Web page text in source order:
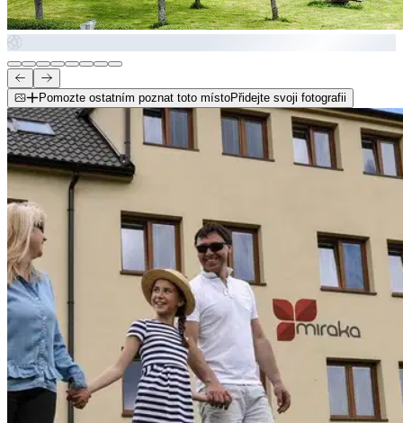
Pomozte ostatním poznat toto místoPřidejte svoji fotografii